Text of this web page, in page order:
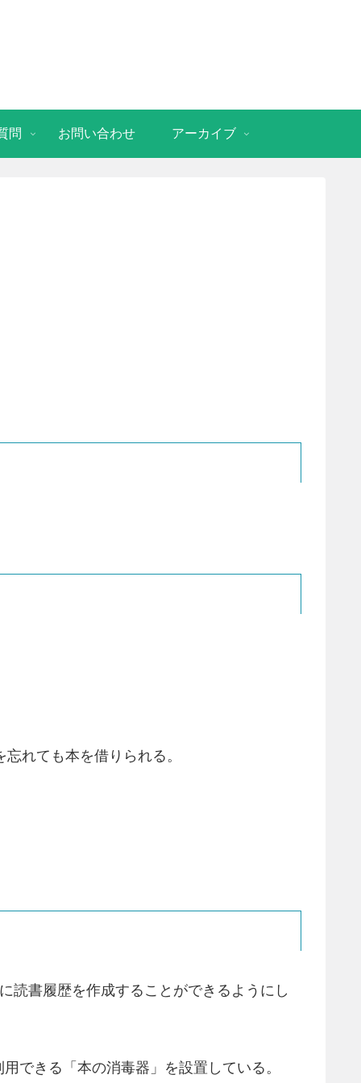
問 お問い合わせ アーカイブ
れても本を借りられる。
読書履歴を作成することができるようにし
できる「本の消毒器」を設置している。